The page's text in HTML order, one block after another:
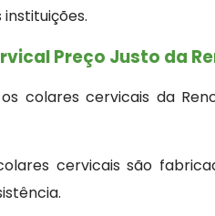
Preço Justo da
colares cervicais da
cervicais são